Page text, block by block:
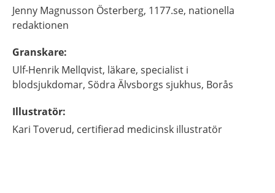
Jenny Magnusson Österberg, 1177.se, nationella
redaktionen
Granskare:
Ulf-Henrik Mellqvist, läkare, specialist i
blodsjukdomar, Södra Älvsborgs sjukhus, Borås
Illustratör:
Kari Toverud, certifierad medicinsk illustratör